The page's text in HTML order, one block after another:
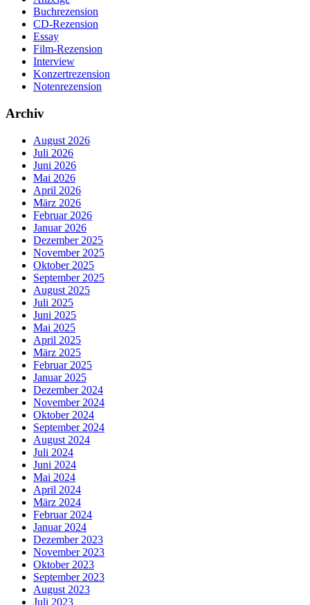
Buchrezension
CD-Rezension
Essay
Film-Rezension
Interview
Konzertrezension
Notenrezension
Archiv
August 2026
Juli 2026
Juni 2026
Mai 2026
April 2026
März 2026
Februar 2026
Januar 2026
Dezember 2025
November 2025
Oktober 2025
September 2025
August 2025
Juli 2025
Juni 2025
Mai 2025
April 2025
März 2025
Februar 2025
Januar 2025
Dezember 2024
November 2024
Oktober 2024
September 2024
August 2024
Juli 2024
Juni 2024
Mai 2024
April 2024
März 2024
Februar 2024
Januar 2024
Dezember 2023
November 2023
Oktober 2023
September 2023
August 2023
Juli 2023